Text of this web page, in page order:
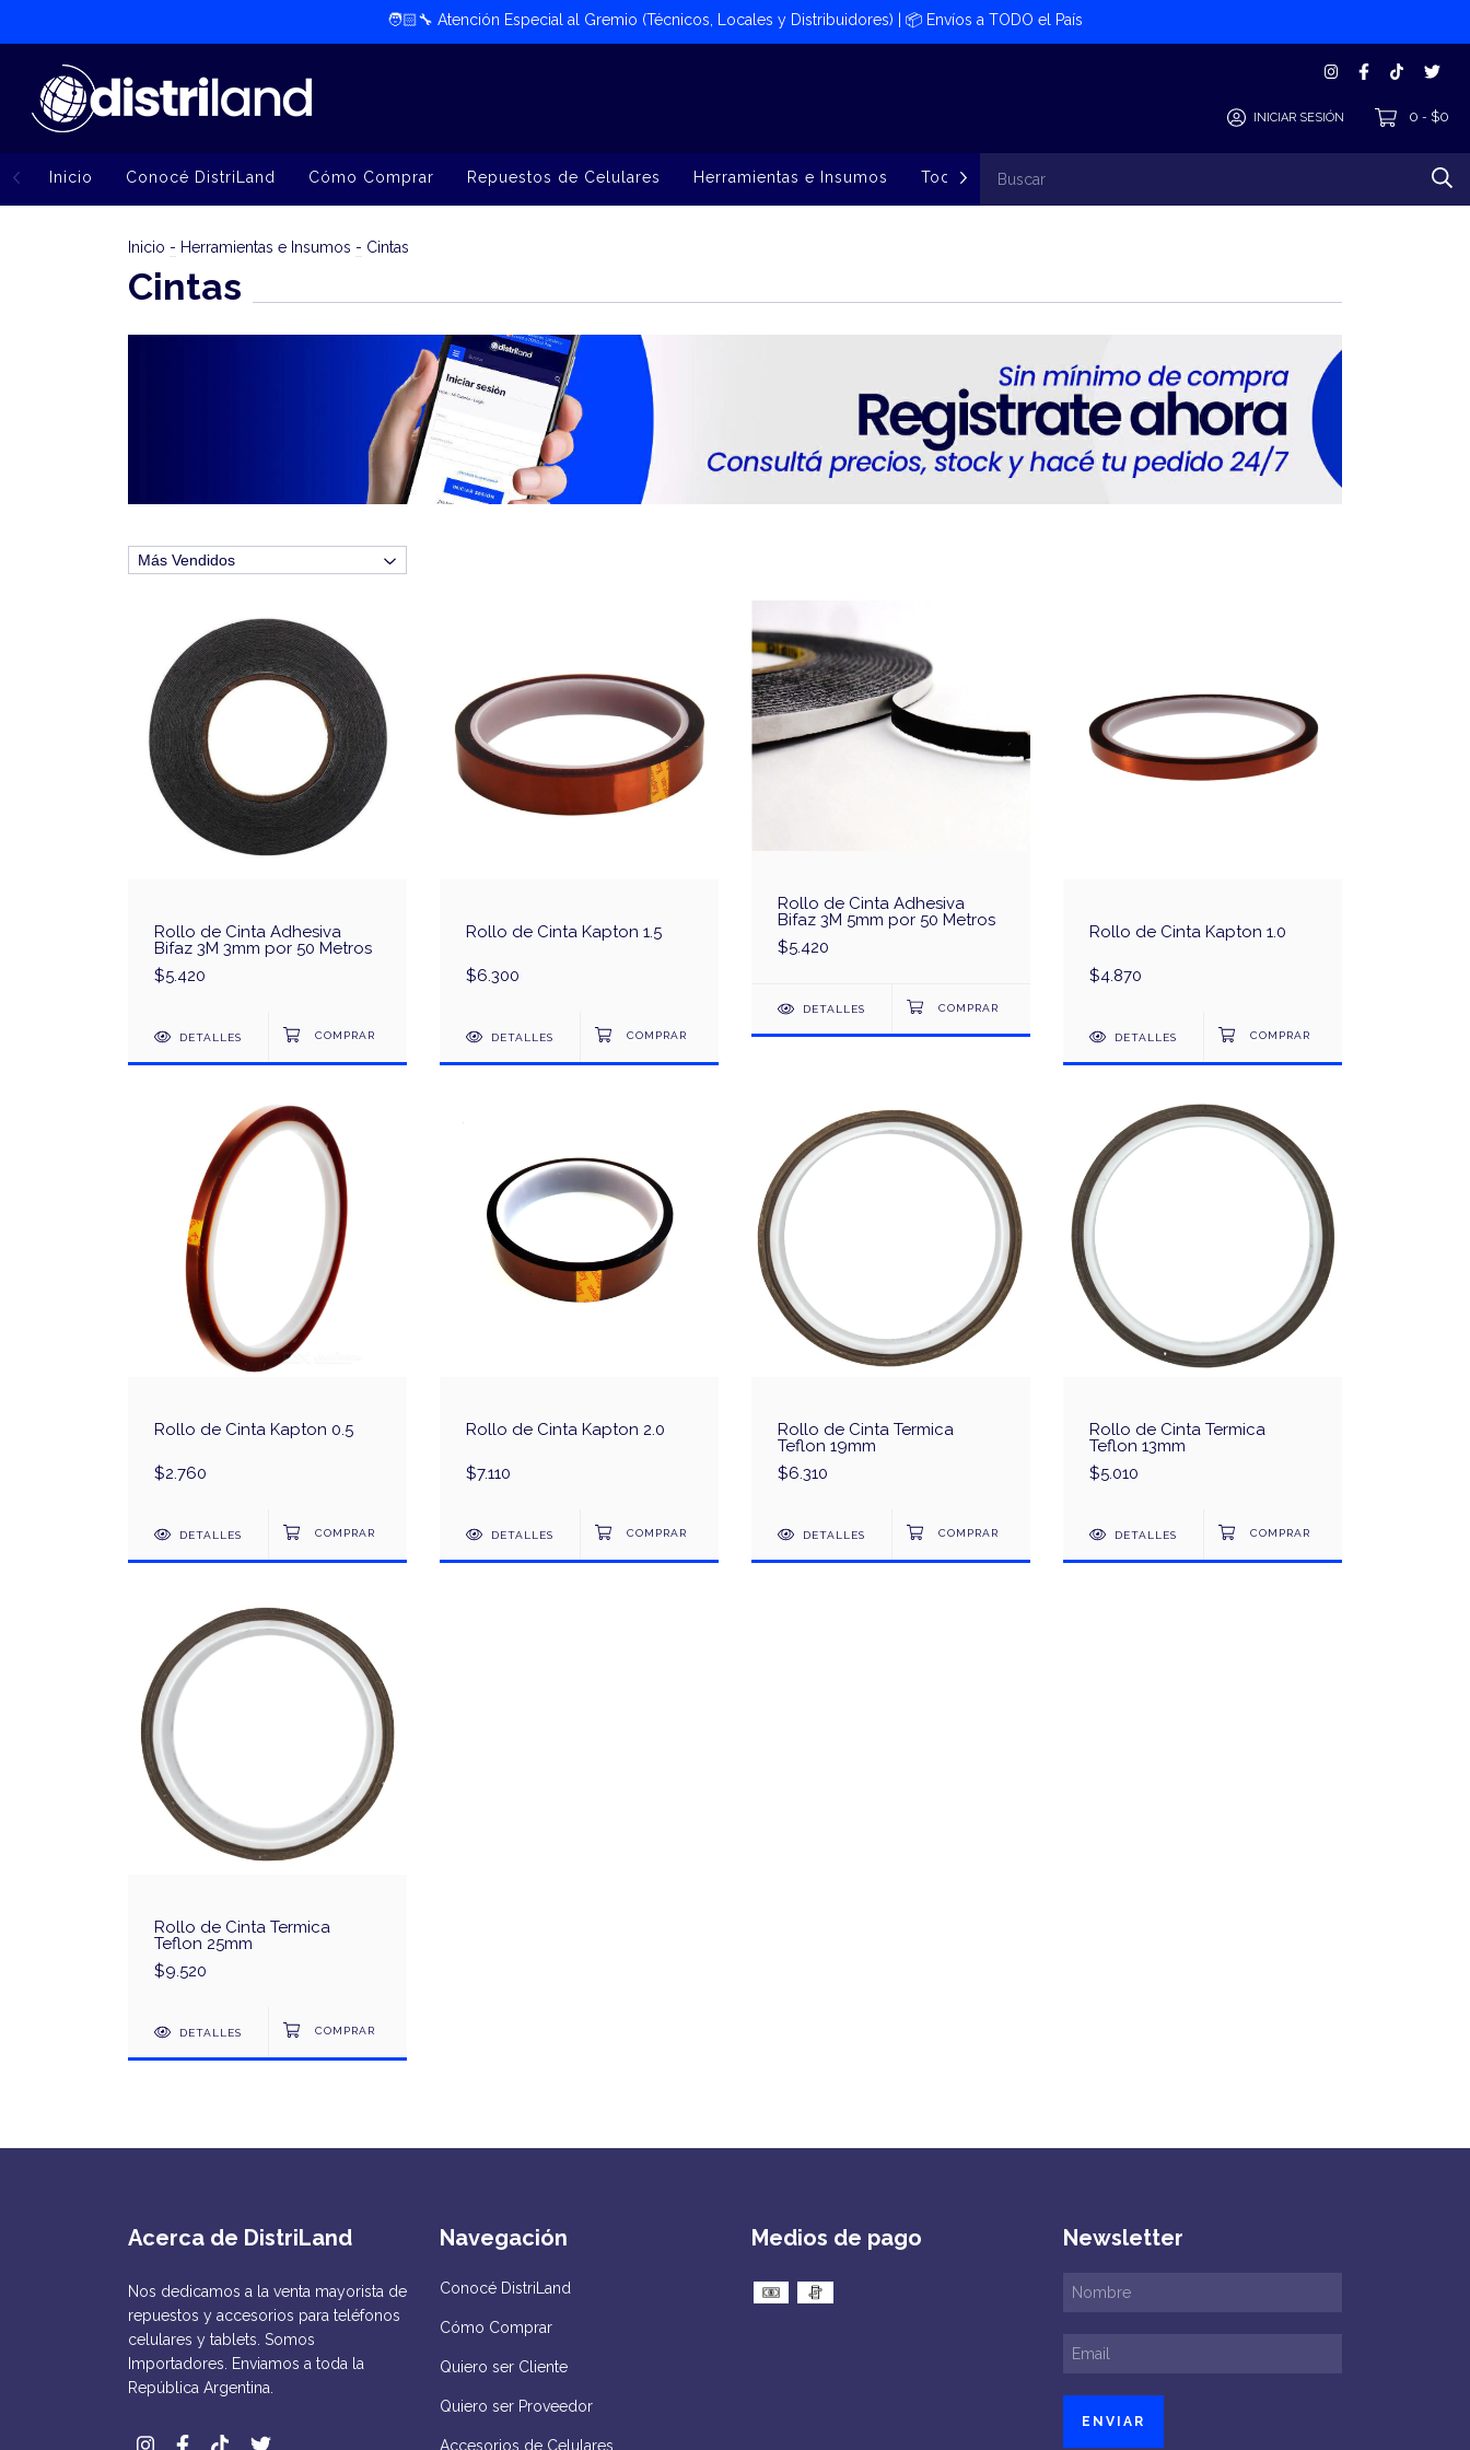
🧑🏻‍🔧​ Atención Especial al Gremio (Técnicos, Locales y Distribuidores) | 📦​ Envíos a TODO el País
INICIAR SESIÓN 0 - $0
Inicio Conocé DistriLand Cómo Comprar Repuestos de Celulares Herramientas e Insumos Todos los Productos
Inicio - Herramientas e Insumos - Cintas
Cintas
Rollo de Cinta Adhesiva
Bifaz 3M 3mm por 50 Metros
$5.420
DETALLES
Rollo de Cinta Kapton 1.5
$6.300
DETALLES
Rollo de Cinta Adhesiva
Bifaz 3M 5mm por 50 Metros
$5.420
DETALLES
Rollo de Cinta Kapton 1.0
$4.870
DETALLES
Rollo de Cinta Kapton 0.5
$2.760
DETALLES
Rollo de Cinta Kapton 2.0
$7.110
DETALLES
Rollo de Cinta Termica
Teflon 19mm
$6.310
DETALLES
Rollo de Cinta Termica
Teflon 13mm
$5.010
DETALLES
Rollo de Cinta Termica
Teflon 25mm
$9.520
DETALLES
Acerca de DistriLand
Nos dedicamos a la venta mayorista de
repuestos y accesorios para teléfonos
celulares y tablets. Somos
Importadores. Enviamos a toda la
República Argentina.
Navegación
Conocé DistriLand
Cómo Comprar
Quiero ser Cliente
Quiero ser Proveedor
Accesorios de Celulares
Medios de pago Newsletter